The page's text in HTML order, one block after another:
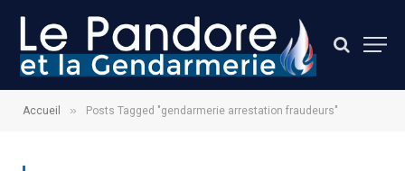
Accueil » Posts Tagged "gendarmerie arrestation fraudeurs"